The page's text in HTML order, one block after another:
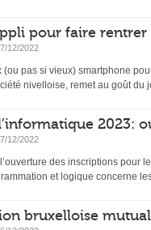
pour faire rentrer
12/2022
(ou pas si vieux) smartphone
nivelloise, remet au goût du
2023:
12/2022
l’ouverture des inscriptions
et logique concerne
bruxelloise